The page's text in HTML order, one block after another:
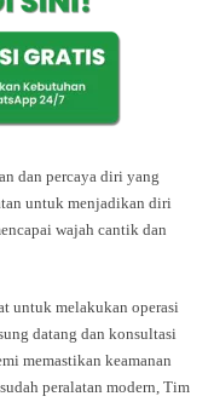
dan percaya diri yang
untuk menjadikan diri
wajah cantik dan
untuk melakukan operasi
datang dan konsultasi
memastikan keamanan
peralatan modern, Tim